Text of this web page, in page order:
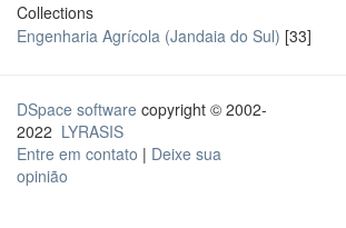
Collections
Engenharia Agrícola (Jandaia do Sul) [33]
DSpace software copyright © 2002-
2022 LYRASIS
Entre em contato | Deixe sua
opinião